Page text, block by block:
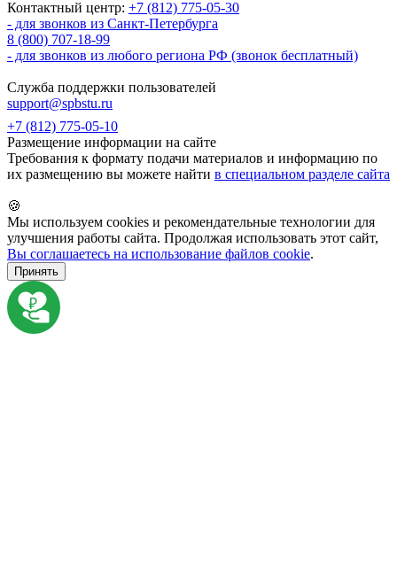
Контактный центр: +7 (812) 775-05-30
- для звонков из Санкт-Петербурга
8 (800) 707-18-99
- для звонков из любого региона РФ (звонок бесплатный)
Служба поддержки пользователей
support@spbstu.ru
+7 (812) 775-05-10
Размещение информации на сайте
Требования к формату подачи материалов и информацию по
их размещению вы можете найти в специальном разделе сайта
🍪
Мы используем cookies и рекомендательные технологии для
улучшения работы сайта. Продолжая использовать этот сайт,
Вы соглашаетесь на использование файлов cookie.
Принять